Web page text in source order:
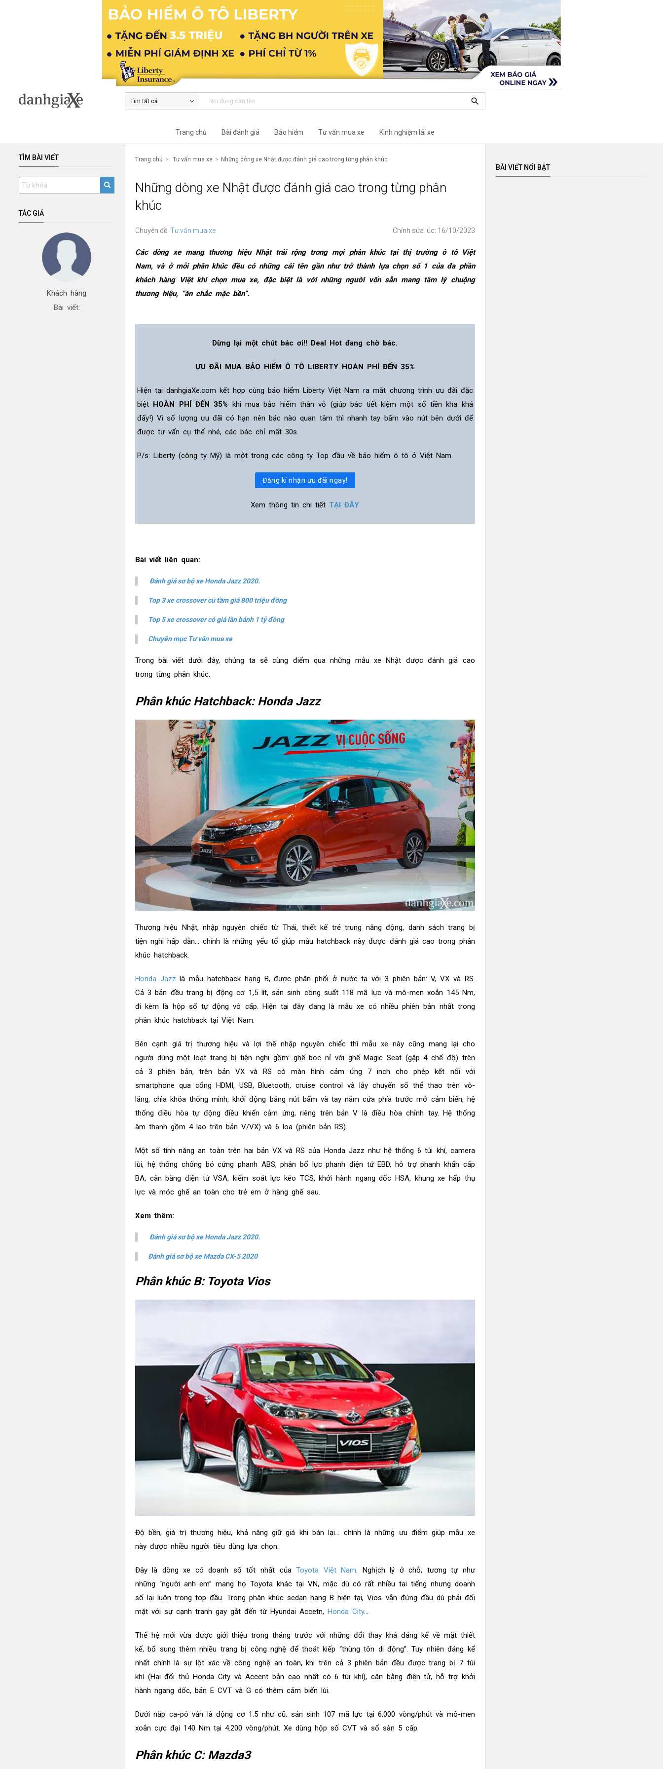
Tìm tất cả search
Trang chủ Bài đánh giá Bảo hiểm Tư vấn mua xe Kinh nghiệm lái xe
TÌM BÀI VIẾT
TÁC GIẢ
Khách hàng
Bài viết:
Trang chủ Tư vấn mua xe Những dòng xe Nhật được đánh giá cao trong từng phân khúc
Những dòng xe Nhật được đánh giá cao trong từng phân
khúc
Chuyên đề: Tư vấn mua xe Chỉnh sửa lúc: 16/10/2023
Các dòng xe mang thương hiệu Nhật trải rộng trong mọi phân khúc tại thị trường ô tô Việt
Nam, và ở mỗi phân khúc đều có những cái tên gần như trở thành lựa chọn số 1 của đa phần
khách hàng Việt khi chọn mua xe, đặc biệt là với những người vốn sẵn mang tâm lý chuộng
thương hiệu, “ăn chắc mặc bền”.
Dừng lại một chút bác ơi!! Deal Hot đang chờ bác.
ƯU ĐÃI MUA BẢO HIỂM Ô TÔ LIBERTY HOÀN PHÍ ĐẾN 35%
Hiện tại danhgiaXe.com kết hợp cùng bảo hiểm Liberty Việt Nam ra mắt chương trình ưu đãi đặc
biệt HOÀN PHÍ ĐẾN 35% khi mua bảo hiểm thân vỏ (giúp bác tiết kiệm một số tiền kha khá
đấy!) Vì số lượng ưu đãi có hạn nên bác nào quan tâm thì nhanh tay bấm vào nút bên dưới để
được tư vấn cụ thể nhé, các bác chỉ mất 30s.
P/s: Liberty (công ty Mỹ) là một trong các công ty Top đầu về bảo hiểm ô tô ở Việt Nam.
Đăng kí nhận ưu đãi ngay!
Xem thông tin chi tiết TẠI ĐÂY
Bài viết liên quan:
Đánh giá sơ bộ xe Honda Jazz 2020.
Top 3 xe crossover cũ tầm giá 800 triệu đồng
Top 5 xe crossover có giá lăn bánh 1 tỷ đồng
Chuyên mục Tư vấn mua xe
Trong bài viết dưới đây, chúng ta sẽ cùng điểm qua những mẫu xe Nhật được đánh giá cao
trong từng phân khúc.
Phân khúc Hatchback: Honda Jazz
Thương hiệu Nhật, nhập nguyên chiếc từ Thái, thiết kế trẻ trung năng động, danh sách trang bị
tiện nghi hấp dẫn... chính là những yếu tố giúp mẫu hatchback này được đánh giá cao trong phân
khúc hatchback.
Honda Jazz là mẫu hatchback hạng B, được phân phối ở nước ta với 3 phiên bản: V, VX và RS.
Cả 3 bản đều trang bị động cơ 1,5 lít, sản sinh công suất 118 mã lực và mô-men xoắn 145 Nm,
đi kèm là hộp số tự động vô cấp. Hiện tại đây đang là mẫu xe có nhiều phiên bản nhất trong
phân khúc hatchback tại Việt Nam.
Bên cạnh giá trị thương hiệu và lợi thế nhập nguyên chiếc thì mẫu xe này cũng mang lại cho
người dùng một loạt trang bị tiện nghi gồm: ghế bọc nỉ với ghế Magic Seat (gập 4 chế độ) trên
cả 3 phiên bản, trên bản VX và RS có màn hình cảm ứng 7 inch cho phép kết nối với
smartphone qua cổng HDMI, USB, Bluetooth, cruise control và lẫy chuyển số thể thao trên vô-
lăng, chìa khóa thông minh, khởi động bằng nút bấm và tay nắm cửa phía trước mở cảm biến, hệ
thống điều hòa tự động điều khiển cảm ứng, riêng trên bản V là điều hòa chỉnh tay. Hệ thống
âm thanh gồm 4 lao trên bản V/VX) và 6 loa (phiên bản RS).
Một số tính năng an toàn trên hai bản VX và RS của Honda Jazz như hệ thống 6 túi khí, camera
lùi, hệ thống chống bó cứng phanh ABS, phân bổ lực phanh điện tử EBD, hỗ trợ phanh khẩn cấp
BA, cân bằng điện tử VSA, kiểm soát lực kéo TCS, khởi hành ngang dốc HSA, khung xe hấp thụ
lực và móc ghế an toàn cho trẻ em ở hàng ghế sau.
Xem thêm:
Đánh giá sơ bộ xe Honda Jazz 2020.
Đánh giá sơ bộ xe Mazda CX-5 2020
Phân khúc B: Toyota Vios
Độ bền, giá trị thương hiệu, khả năng giữ giá khi bán lại... chính là những ưu điểm giúp mẫu xe
này được nhiều người tiêu dùng lựa chọn.
Đây là dòng xe có doanh số tốt nhất củaToyota Việt Nam. Nghịch lý ở chỗ, tương tự như
những “người anh em” mang họ Toyota khác tại VN, mặc dù có rất nhiều tai tiếng nhưng doanh
số lại luôn trong top đầu. Trong phân khúc sedan hạng B hiện tại, Vios vẫn đứng đầu dù phải đối
mặt với sự cạnh tranh gay gắt đến từ Hyundai Accetn, Honda City...
Thế hệ mới vừa được giới thiệu trong tháng trước với những đổi thay khá đáng kể về mặt thiết
kế, bổ sung thêm nhiều trang bị công nghệ để thoát kiếp “thùng tôn di động”. Tuy nhiên đáng kể
nhất chính là sự lột xác về công nghệ an toàn, khi trên cả 3 phiên bản đều được trang bị 7 túi
khí (Hai đối thủ Honda City và Accent bản cao nhất có 6 túi khí), cân bằng điện tử, hỗ trợ khởi
hành ngang dốc, bản E CVT và G có thêm cảm biến lùi.
Dưới nắp ca-pô vẫn là động cơ 1.5 như cũ, sản sinh 107 mã lực tại 6.000 vòng/phút và mô-men
xoắn cực đại 140 Nm tại 4.200 vòng/phút. Xe dùng hộp số CVT và số sàn 5 cấp.
Phân khúc C: Mazda3
BÀI VIẾT NỔI BẬT